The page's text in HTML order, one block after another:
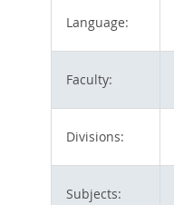
Language:
Faculty:
Divisions:
Subjects: